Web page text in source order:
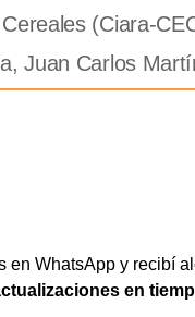
(Ciara-
Juan Carlos
WhatsApp y recibí
en